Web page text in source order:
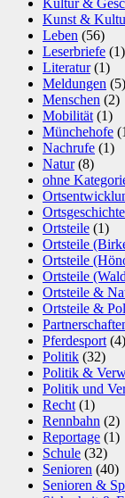
Kultur &
Kunst &
Leben (56)
Leserbriefe (1)
Literatur(1)
Meldungen (5)
Menschen (2)
Mobilität(1)
Münchehofe
Nachrufe (1)
Natur(8)
ohne
Ortsgeschichte
Ortsteile (1)
Ortsteile
Ortsteile
Ortsteile
Ortsteile &
Ortsteile &
Pferdesport(4)
Politik (32)
Politik &
Politik und
Recht(1)
Rennbahn (2)
Reportage (1)
Schule (32)
Senioren (40)
Senioren &